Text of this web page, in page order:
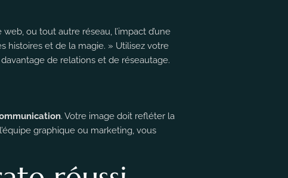
ou tout autre réseau, l’impact d’une
histoires et de la magie. » Utilisez votre
de relations et de réseautage.
. Votre image doit refléter la
graphique ou marketing, vous